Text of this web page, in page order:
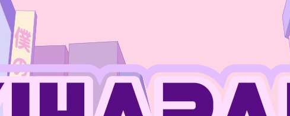
CO POTŘEBUJETE NAJÍT?
HLEDAT